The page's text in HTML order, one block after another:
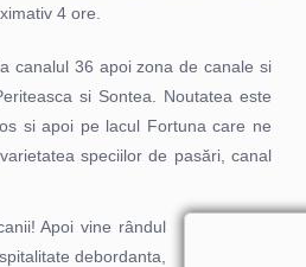
4 ore.
canalul 36 apoi zona de canale si
si Sontea. Noutatea este
si apoi pe lacul Fortuna care ne
speciilor de pasări, canal
Apoi vine rândul
debordanta,